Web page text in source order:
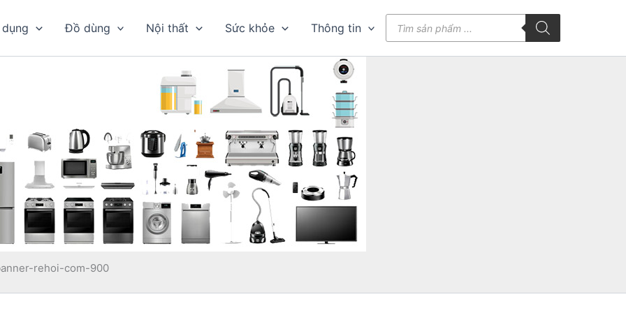
Đồ dùng Nội thất Sức khỏe Thông tin
kiếm
rehoi-com-900